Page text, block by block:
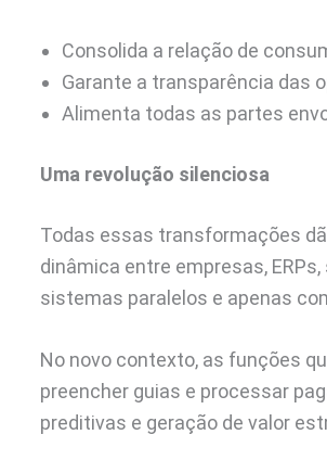
Consolida a relação de
Garante a transparência das
Alimenta todas as partes
Uma revolução silenciosa
Todas essas transformações
dinâmica entre empresas,
sistemas paralelos e apenas
No novo contexto, as funções
preencher guias e processar
preditivas e geração de valor